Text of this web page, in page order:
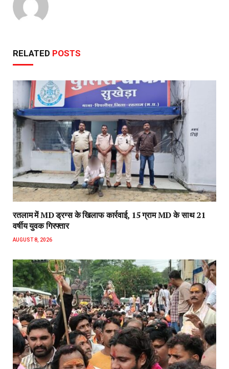
RELATED POSTS
रतलाम में MD ड्रग्स के खिलाफ कार्रवाई, 15 ग्राम MD के साथ 21
वर्षीय युवक गिरफ्तार
AUGUST 8, 2026